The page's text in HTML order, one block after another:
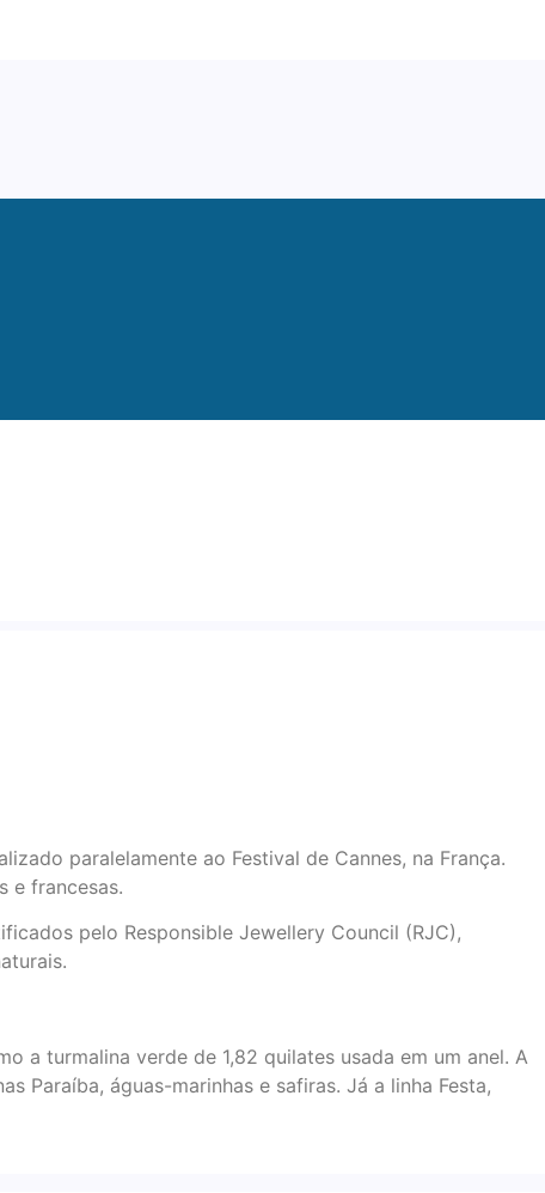
paralelamente ao Festival de Cannes, na França.
e francesas.
pelo Responsible Jewellery Council (RJC),
a turmalina verde de 1,82 quilates usada em um anel. A
Paraíba, águas-marinhas e safiras. Já a linha Festa,